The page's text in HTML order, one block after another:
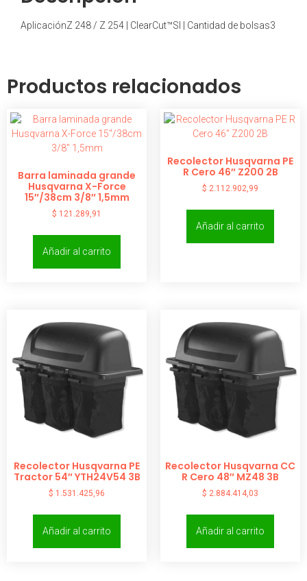
AplicaciónZ 248 / Z 254 | ClearCut™SI | Cantidad de bolsas3
Productos relacionados
Barra laminada grande
Husqvarna X-Force
15″/38cm 3/8″ 1,5mm
$ 121.289,91
Añadir al carrito
Recolector Husqvarna PE
R Cero 46″ Z200 2B
$ 2.112.902,99
Añadir al carrito
Recolector Husqvarna PE
Tractor 54″ YTH24V54 3B
$ 1.531.425,96
Añadir al carrito
Recolector Husqvarna CC
R Cero 48″ MZ48 3B
$ 2.884.414,03
Añadir al carrito